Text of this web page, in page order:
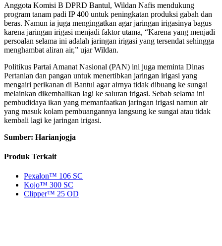
Anggota Komisi B DPRD Bantul, Wildan Nafis mendukung
program tanam padi IP 400 untuk peningkatan produksi gabah dan
beras. Namun ia juga mengingatkan agar jaringan irigasinya bagus
karena jaringan irigasi menjadi faktor utama, “Karena yang menjadi
persoalan selama ini adalah jaringan irigasi yang tersendat sehingga
menghambat aliran air,” ujar Wildan.
Politikus Partai Amanat Nasional (PAN) ini juga meminta Dinas
Pertanian dan pangan untuk menertibkan jaringan irigasi yang
mengairi perikanan di Bantul agar airnya tidak dibuang ke sungai
melainkan dikembalikan lagi ke saluran irigasi. Sebab selama ini
pembudidaya ikan yang memanfaatkan jaringan irigasi namun air
yang masuk kolam pembuangannya langsung ke sungai atau tidak
kembali lagi ke jaringan irigasi.
Sumber: Harianjogja
Produk Terkait
Pexalon™ 106 SC
Kojo™ 300 SC
Clipper™ 25 OD